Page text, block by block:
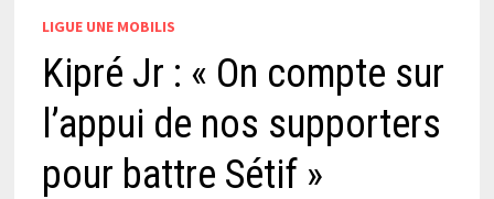
LIGUE UNE MOBILIS
Kipré Jr : « On compte sur
l’appui de nos supporters
pour battre Sétif »